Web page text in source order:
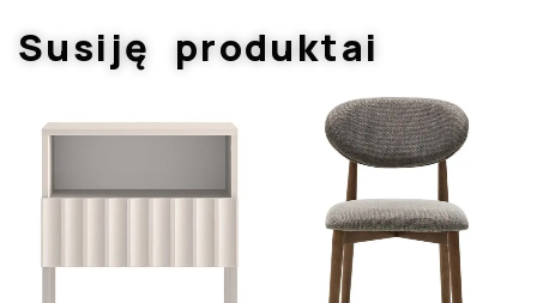
Susiję produktai